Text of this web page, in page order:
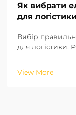
Як вибрати
для
Вибір
для логістики.
є ключовим
електричного
View More